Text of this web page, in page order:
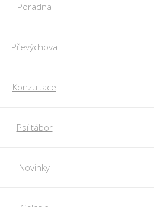
Poradna
Převýchova
Konzultace
Psí tábor
Novinky